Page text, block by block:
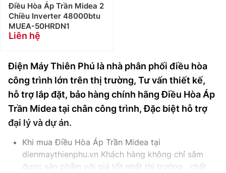
Điều Hòa Áp Trần Midea 2
Chiều Inverter 48000btu
MUEA-50HRDN1
Liên hệ
Điện Máy Thiên Phú là nhà phân phối điều hòa
công trình lớn trên thị trường, Tư vấn thiết kế,
hỗ trợ lắp đặt, bảo hàng chính hãng Điều Hòa Áp
Trần Midea tại chân công trình, Đặc biệt hỗ trợ
đại lý và dự án.
Khi mua Điều Hòa Áp Trần Midea tại
dienmaythienphu.vn Khách hàng không chỉ sắm
được sản phẩm với giá tốt nhất thị trường , chất